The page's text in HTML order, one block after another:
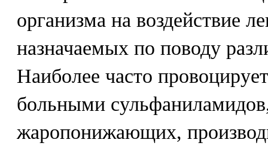
организма на воздействие
назначаемых по поводу
Наиболее часто
больными
жаропонижающих,